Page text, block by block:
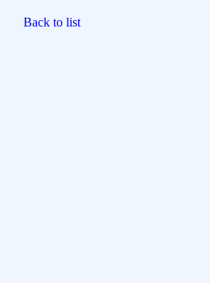
Back to list